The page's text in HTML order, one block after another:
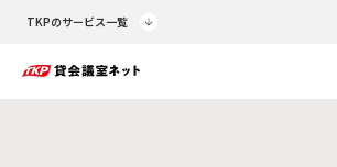
TKPのサービス一覧